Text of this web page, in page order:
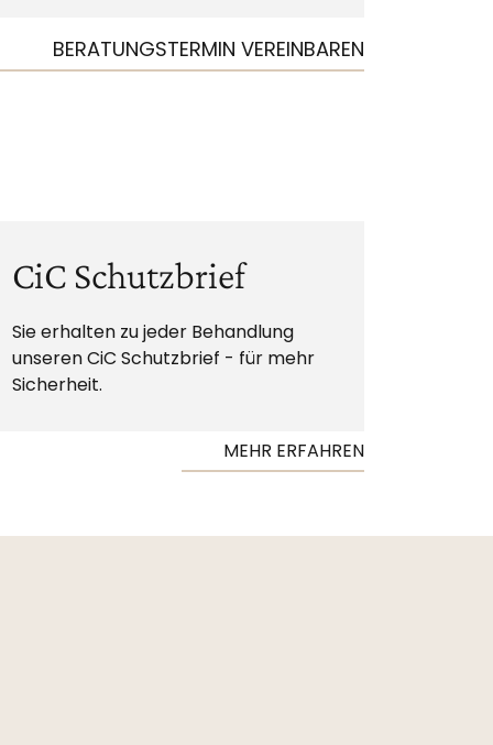
BERATUNGSTERMIN VEREINBAREN
CiC Schutzbrief
Sie erhalten zu jeder Behandlung
unseren CiC Schutzbrief - für mehr
Sicherheit.
MEHR ERFAHREN